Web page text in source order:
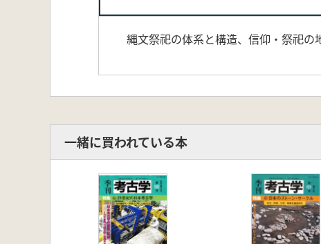
縄文祭祀の体系と構造、信仰・祭祀の
一緒に買われている本